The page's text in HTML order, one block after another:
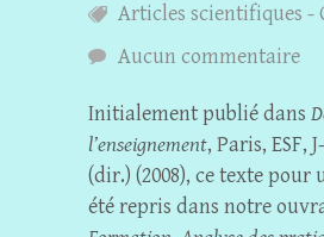
Articles scientifiques -
Aucun commentaire
Initialement publié dans
l’enseignement, Paris, ESF,
(dir.) (2008), ce texte pour
été repris dans notre